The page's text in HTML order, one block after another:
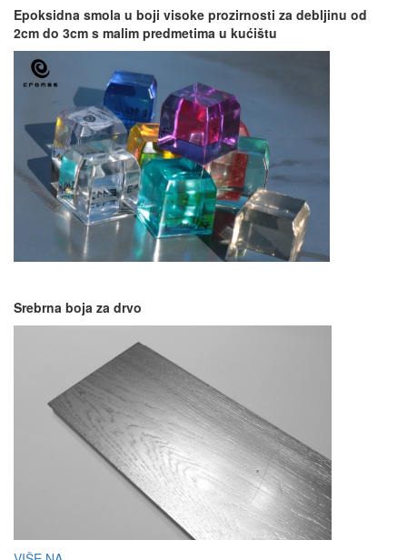
Epoksidna smola u boji visoke prozirnosti za debljinu od
2cm do 3cm s malim predmetima u kućištu
Srebrna boja za drvo